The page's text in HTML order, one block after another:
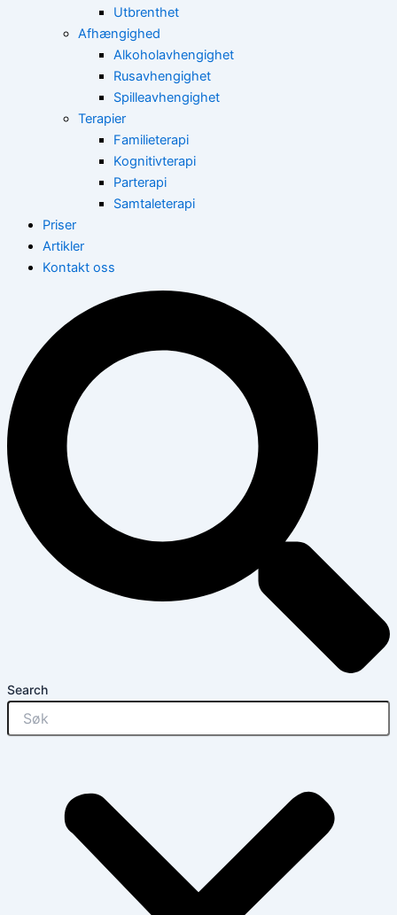
Utbrenthet
Afhængighed
Alkoholavhengighet
Rusavhengighet
Spilleavhengighet
Terapier
Familieterapi
Kognitivterapi
Parterapi
Samtaleterapi
Priser
Artikler
Kontakt oss
Search